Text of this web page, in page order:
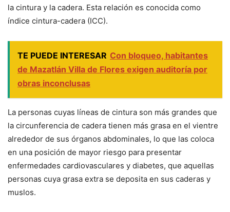
la cintura y la cadera. Esta relación es conocida como
índice cintura-cadera (ICC).
TE PUEDE INTERESAR Con bloqueo, habitantes
de Mazatlán Villa de Flores exigen auditoría por
obras inconclusas
La personas cuyas líneas de cintura son más grandes que
la circunferencia de cadera tienen más grasa en el vientre
alrededor de sus órganos abdominales, lo que las coloca
en una posición de mayor riesgo para presentar
enfermedades cardiovasculares y diabetes, que aquellas
personas cuya grasa extra se deposita en sus caderas y
muslos.